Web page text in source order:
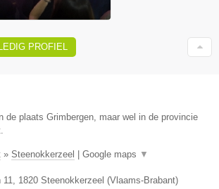
PROFIEL
de plaats Grimbergen, maar wel in de provincie
» Steenokkerzeel Google maps ▼
1820 Steenokkerzeel (Vlaams-Brabant)